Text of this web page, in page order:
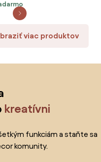
viac produktov
kreatívni
funkciám a staňte sa
komunity.